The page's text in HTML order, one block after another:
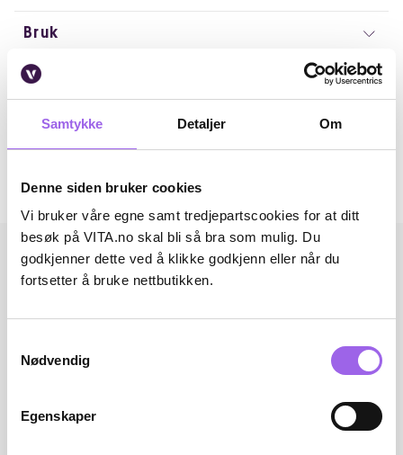
Samtykke Detaljer Om
Denne siden bruker cookies
Vi bruker våre egne samt tredjepartscookies for at ditt
besøk på VITA.no skal bli så bra som mulig. Du
godkjenner dette ved å klikke godkjenn eller når du
fortsetter å bruke nettbutikken.
Nødvendig
Egenskaper
Bruk
Ingredienser
Artikkelnummer: 260416003
Omtaler
Andre har også kjøpt..